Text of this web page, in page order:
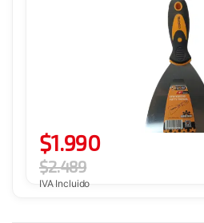
$1.990
$2.489
IVA Incluido